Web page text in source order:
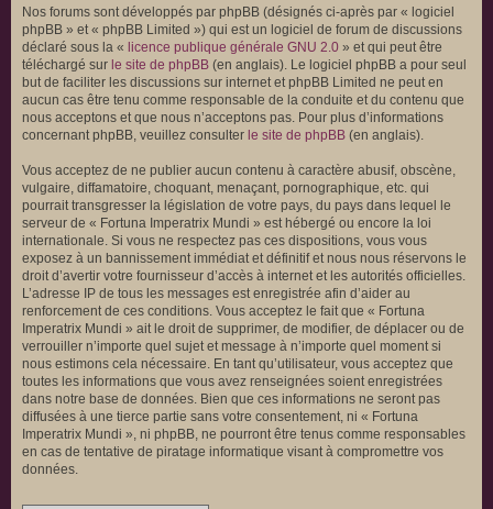
Nos forums sont développés par phpBB (désignés ci-après par « logiciel
phpBB » et « phpBB Limited ») qui est un logiciel de forum de discussions
déclaré sous la « licence publique générale GNU 2.0 » et qui peut être
téléchargé sur le site de phpBB (en anglais). Le logiciel phpBB a pour seul
but de faciliter les discussions sur internet et phpBB Limited ne peut en
aucun cas être tenu comme responsable de la conduite et du contenu que
nous acceptons et que nous n’acceptons pas. Pour plus d’informations
concernant phpBB, veuillez consulter le site de phpBB (en anglais).
Vous acceptez de ne publier aucun contenu à caractère abusif, obscène,
vulgaire, diffamatoire, choquant, menaçant, pornographique, etc. qui
pourrait transgresser la législation de votre pays, du pays dans lequel le
serveur de « Fortuna Imperatrix Mundi » est hébergé ou encore la loi
internationale. Si vous ne respectez pas ces dispositions, vous vous
exposez à un bannissement immédiat et définitif et nous nous réservons le
droit d’avertir votre fournisseur d’accès à internet et les autorités officielles.
L’adresse IP de tous les messages est enregistrée afin d’aider au
renforcement de ces conditions. Vous acceptez le fait que « Fortuna
Imperatrix Mundi » ait le droit de supprimer, de modifier, de déplacer ou de
verrouiller n’importe quel sujet et message à n’importe quel moment si
nous estimons cela nécessaire. En tant qu’utilisateur, vous acceptez que
toutes les informations que vous avez renseignées soient enregistrées
dans notre base de données. Bien que ces informations ne seront pas
diffusées à une tierce partie sans votre consentement, ni « Fortuna
Imperatrix Mundi », ni phpBB, ne pourront être tenus comme responsables
en cas de tentative de piratage informatique visant à compromettre vos
données.